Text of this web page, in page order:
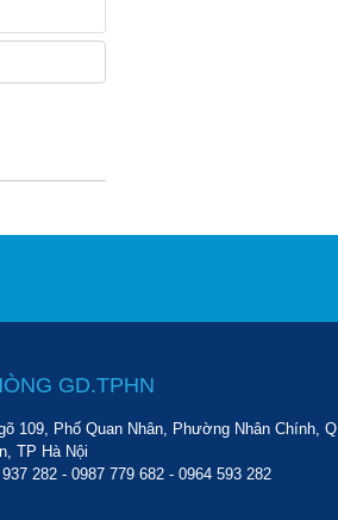
GD.TPHN
109, Phố Quan Nhân, Phường Nhân Chính, Q.
TP Hà Nội
282- 0987 779 682- 0964 593 282